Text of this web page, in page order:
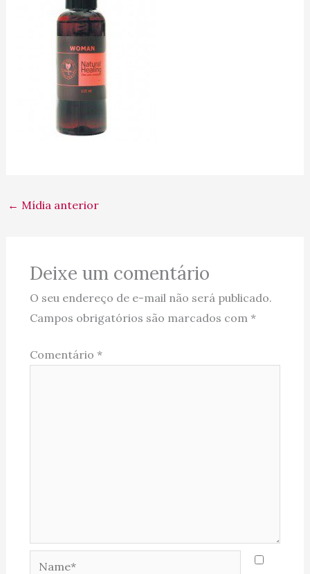
← Mídia anterior
Deixe um comentário
O seu endereço de e-mail não será publicado.
Campos obrigatórios são marcados com *
Comentário *
Name*